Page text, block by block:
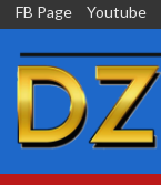
Skip
content
FB Page Youtube